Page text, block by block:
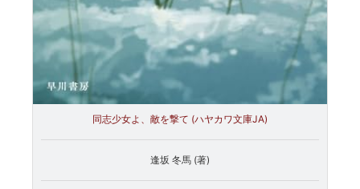
同志少女よ、敵を撃て (ハヤカワ文庫JA)
逢坂 冬馬 (著)